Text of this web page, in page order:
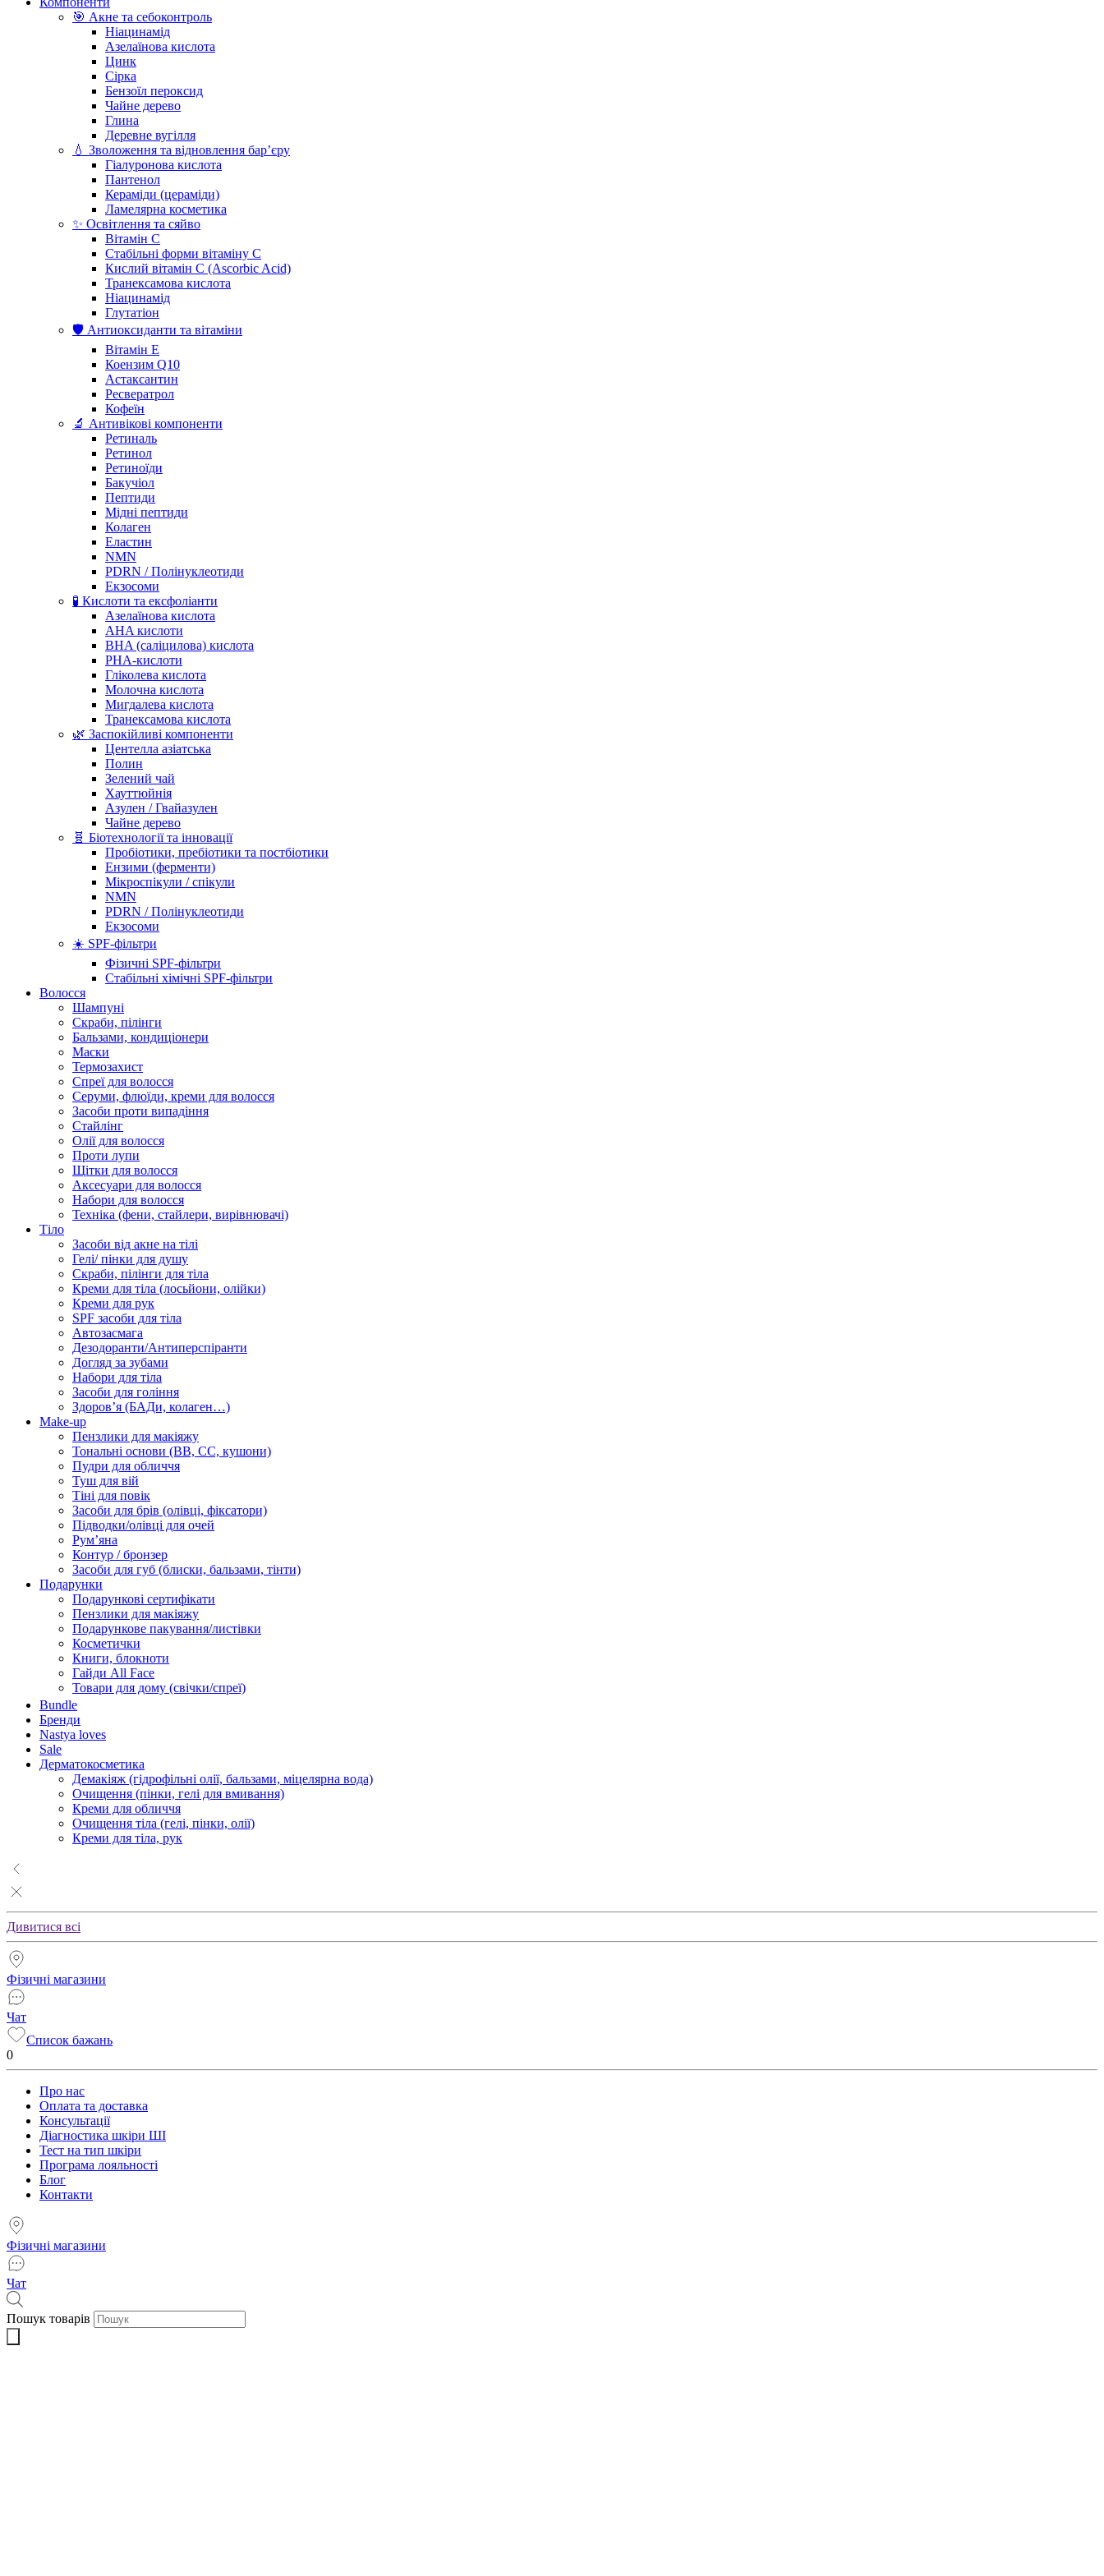
🎯 Акне та себоконтроль
Ніацинамід
Азелаїнова кислота
Цинк
Сірка
Бензоїл пероксид
Чайне дерево
Глина
Деревне вугілля
💧 Зволоження та відновлення бар’єру
Гіалуронова кислота
Пантенол
Кераміди (цераміди)
Ламелярна косметика
✨ Освітлення та сяйво
Вітамін С
Стабільні форми вітаміну С
Кислий вітамін С (Ascorbic Acid)
Транексамова кислота
Ніацинамід
Глутатіон
🛡️ Антиоксиданти та вітаміни
Вітамін Е
Коензим Q10
Астаксантин
Ресвератрол
Кофеїн
🔬 Антивікові компоненти
Ретиналь
Ретинол
Ретиноїди
Бакучіол
Пептиди
Мідні пептиди
Колаген
Еластин
NMN
PDRN / Полінуклеотиди
Екзосоми
🧪 Кислоти та ексфоліанти
Азелаїнова кислота
AHA кислоти
BHA (саліцилова) кислота
PHA-кислоти
Гліколева кислота
Молочна кислота
Мигдалева кислота
Транексамова кислота
🌿 Заспокійливі компоненти
Центелла азіатська
Полин
Зелений чай
Хауттюйнія
Азулен / Гвайазулен
Чайне дерево
🧬 Біотехнології та інновації
Пробіотики, пребіотики та постбіотики
Ензими (ферменти)
Мікроспікули / спікули
NMN
PDRN / Полінуклеотиди
Екзосоми
☀️ SPF-фільтри
Фізичні SPF-фільтри
Стабільні хімічні SPF-фільтри
Волосся
Шампуні
Скраби, пілінги
Бальзами, кондиціонери
Маски
Термозахист
Спреї для волосся
Серуми, флюїди, креми для волосся
Засоби проти випадіння
Стайлінг
Олії для волосся
Проти лупи
Щітки для волосся
Аксесуари для волосся
Набори для волосся
Техніка (фени, стайлери, вирівнювачі)
Тіло
Засоби від акне на тілі
Гелі/ пінки для душу
Скраби, пілінги для тіла
Креми для тіла (лосьйони, олійки)
Креми для рук
SPF засоби для тіла
Автозасмага
Дезодоранти/Антиперспіранти
Догляд за зубами
Набори для тіла
Засоби для гоління
Здоровʼя (БАДи, колаген…)
Make-up
Пензлики для макіяжу
Тональні основи (BB, CC, кушони)
Пудри для обличчя
Туш для вій
Тіні для повік
Засоби для брів (олівці, фіксатори)
Підводки/олівці для очей
Румʼяна
Контур / бронзер
Засоби для губ (блиски, бальзами, тінти)
Подарунки
Подарункові сертифікати
Пензлики для макіяжу
Подарункове пакування/листівки
Косметички
Книги, блокноти
Гайди All Face
Товари для дому (свічки/спреї)
Bundle
Бренди
Nastya loves
Sale
Дерматокосметика
Демакіяж (гідрофільні олії, бальзами, міцелярна вода)
Очищення (пінки, гелі для вмивання)
Креми для обличчя
Очищення тіла (гелі, пінки, олії)
Креми для тіла, рук
Дивитися всі
Фізичні магазини
Чат
Список бажань
0
Про нас
Оплата та доставка
Консультації
Діагностика шкіри ШІ
Тест на тип шкіри
Програма лояльності
Блог
Контакти
Фізичні магазини
Чат
Пошук товарів